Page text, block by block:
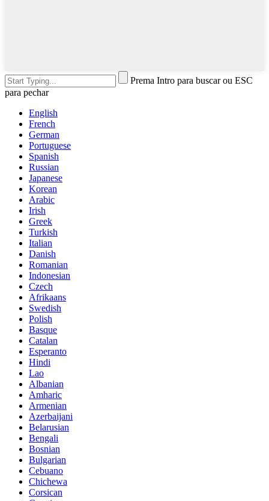
Prema Intro para buscar ou ESC
para pechar
English
French
German
Portuguese
Spanish
Russian
Japanese
Korean
Arabic
Irish
Greek
Turkish
Italian
Danish
Romanian
Indonesian
Czech
Afrikaans
Swedish
Polish
Basque
Catalan
Esperanto
Hindi
Lao
Albanian
Amharic
Armenian
Azerbaijani
Belarusian
Bengali
Bosnian
Bulgarian
Cebuano
Chichewa
Corsican